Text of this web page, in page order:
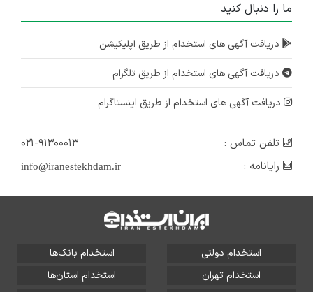
ما را دنبال کنید
دریافت آگهی های استخدام از طریق اپلیکیشن
دریافت آگهی های استخدام از طریق تلگرام
دریافت آگهی های استخدام از طریق اینستاگرام
تلفن تماس :
۰۲۱-۹۱۳۰۰۰۱۳
رایانامه :
info@iranestekhdam.ir
استخدام دولتی
استخدام بانک‌ها
استخدام تهران
استخدام استان‌ها